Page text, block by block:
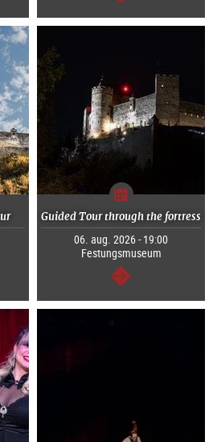
Tovább
Guided Tour through the fortress
06. aug. 2026 - 19:00
Festungsmuseum
Tovább